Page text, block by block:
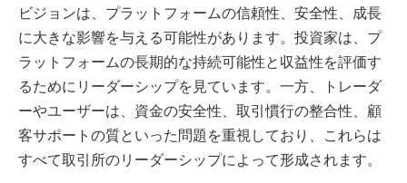
ビジョンは、プラットフォームの信頼性、安全性、成長
に大きな影響を与える可能性があります。投資家は、プ
ラットフォームの長期的な持続可能性と収益性を評価す
るためにリーダーシップを見ています。一方、トレーダ
ーやユーザーは、資金の安全性、取引慣行の整合性、顧
客サポートの質といった問題を重視しており、これらは
すべて取引所のリーダーシップによって形成されます。